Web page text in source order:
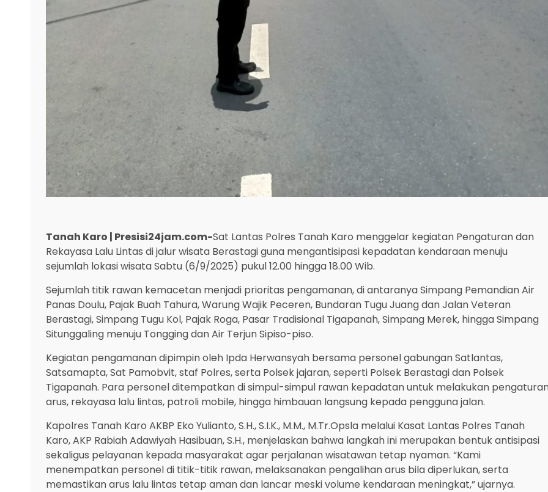
Tanah Karo | Presisi24jam.com-Sat Lantas Polres Tanah Karo menggelar kegiatan Pengaturan dan
Rekayasa Lalu Lintas di jalur wisata Berastagi guna mengantisipasi kepadatan kendaraan menuju
sejumlah lokasi wisata Sabtu (6/9/2025) pukul 12.00 hingga 18.00 Wib.
Sejumlah titik rawan kemacetan menjadi prioritas pengamanan, di antaranya Simpang Pemandian Air
Panas Doulu, Pajak Buah Tahura, Warung Wajik Peceren, Bundaran Tugu Juang dan Jalan Veteran
Berastagi, Simpang Tugu Kol, Pajak Roga, Pasar Tradisional Tigapanah, Simpang Merek, hingga Simpang
Situnggaling menuju Tongging dan Air Terjun Sipiso-piso.
Kegiatan pengamanan dipimpin oleh Ipda Herwansyah bersama personel gabungan Satlantas,
Satsamapta, Sat Pamobvit, staf Polres, serta Polsek jajaran, seperti Polsek Berastagi dan Polsek
Tigapanah. Para personel ditempatkan di simpul-simpul rawan kepadatan untuk melakukan
arus, rekayasa lalu lintas, patroli mobile, hingga himbauan langsung kepada pengguna jalan.
Kapolres Tanah Karo AKBP Eko Yulianto, S.H., S.I.K., M.M., M.Tr.Opsla melalui Kasat Lantas Polres Tanah
Karo, AKP Rabiah Adawiyah Hasibuan, S.H., menjelaskan bahwa langkah ini merupakan bentuk antisipasi
sekaligus pelayanan kepada masyarakat agar perjalanan wisatawan tetap nyaman. “Kami
menempatkan personel di titik-titik rawan, melaksanakan pengalihan arus bila diperlukan, serta
memastikan arus lalu lintas tetap aman dan lancar meski volume kendaraan meningkat,” ujarnya.